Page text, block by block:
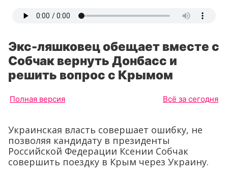
Экс-ляшковец обещает вместе с
Собчак вернуть Донбасс и
решить вопрос с Крымом
Полная версия Всё за сегодня
Украинская власть совершает ошибку, не
позволяя кандидату в президенты
Российской Федерации Ксении Собчак
совершить поездку в Крым через Украину.